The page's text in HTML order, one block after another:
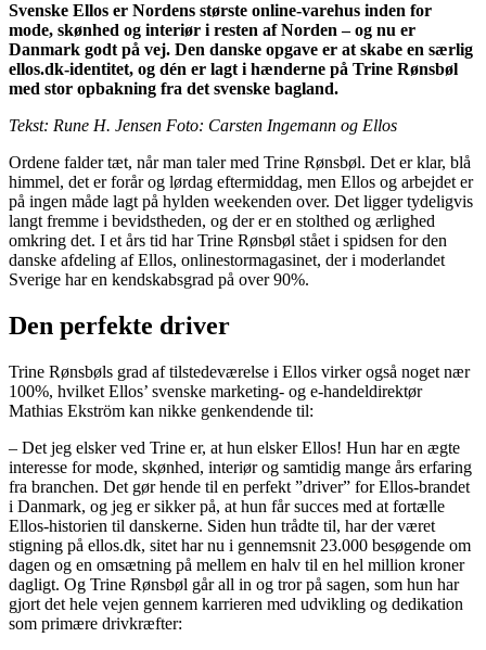
Svenske Ellos er Nordens største online-varehus inden for
mode, skønhed og interiør i resten af Norden – og nu er
Danmark godt på vej. Den danske opgave er at skabe en særlig
ellos.dk-identitet, og dén er lagt i hænderne på Trine Rønsbøl
med stor opbakning fra det svenske bagland.
Tekst: Rune H. Jensen Foto: Carsten Ingemann og Ellos
Ordene falder tæt, når man taler med Trine Rønsbøl. Det er klar, blå
himmel, det er forår og lørdag eftermiddag, men Ellos og arbejdet er
på ingen måde lagt på hylden weekenden over. Det ligger tydeligvis
langt fremme i bevidstheden, og der er en stolthed og ærlighed
omkring det. I et års tid har Trine Rønsbøl stået i spidsen for den
danske afdeling af Ellos, onlinestormagasinet, der i moderlandet
Sverige har en kendskabsgrad på over 90%.
Den perfekte driver
Trine Rønsbøls grad af tilstedeværelse i Ellos virker også noget nær
100%, hvilket Ellos’ svenske marketing- og e-handeldirektør
Mathias Ekström kan nikke genkendende til:
– Det jeg elsker ved Trine er, at hun elsker Ellos! Hun har en ægte
interesse for mode, skønhed, interiør og samtidig mange års erfaring
fra branchen. Det gør hende til en perfekt ”driver” for Ellos-brandet
i Danmark, og jeg er sikker på, at hun får succes med at fortælle
Ellos-historien til danskerne. Siden hun trådte til, har der været
stigning på ellos.dk, sitet har nu i gennemsnit 23.000 besøgende om
dagen og en omsætning på mellem en halv til en hel million kroner
dagligt. Og Trine Rønsbøl går all in og tror på sagen, som hun har
gjort det hele vejen gennem karrieren med udvikling og dedikation
som primære drivkræfter: